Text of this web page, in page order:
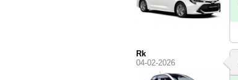
Rk
04-02-2026